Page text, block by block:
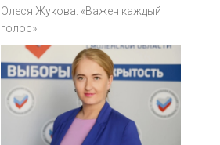
Олеся Жукова: «Важен каждый
голос»